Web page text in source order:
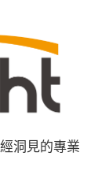
洞見的專業